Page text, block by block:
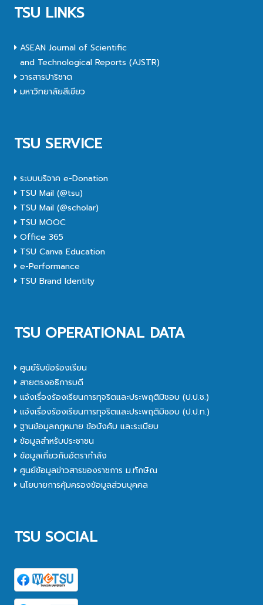
TSU LINKS
ASEAN Journal of Scientific
and Technological Reports (AJSTR)
วารสารปาริชาต
มหาวิทยาลัยสีเขียว
TSU SERVICE
ระบบบริจาค e-Donation
TSU Mail (@tsu)
TSU Mail (@scholar)
TSU MOOC
Office 365
TSU Canva Education
e-Performance
TSU Brand Identity
TSU OPERATIONAL DATA
ศูนย์รับข้อร้องเรียน
สายตรงอธิการบดี
แจ้งเรื่องร้องเรียนการทุจริตและประพฤติมิชอบ (ป.ป.ช.)
แจ้งเรื่องร้องเรียนการทุจริตและประพฤติมิชอบ (ป.ป.ท.)
ฐานข้อมูลกฎหมาย ข้อบังคับ และระเบียบ
ข้อมูลสำหรับประชาชน
ข้อมูลเกี่ยวกับอัตรากำลัง
ศูนย์ข้อมูลข่าวสารของราชการ ม.ทักษิณ
นโยบายการคุ้มครองข้อมูลส่วนบุคคล
TSU SOCIAL